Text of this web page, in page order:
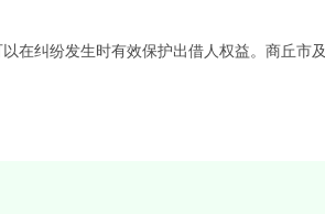
在纠纷发生时有效保护出借人权益。商丘市